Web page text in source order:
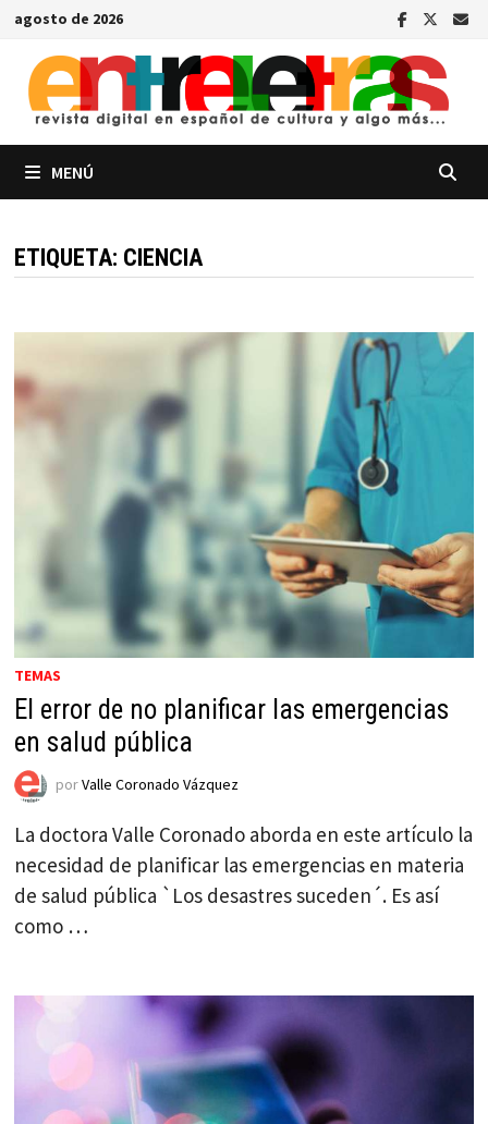
Saltar
contenido
agosto de 2026
MENÚ
ETIQUETA: CIENCIA
TEMAS
El error de no planificar las emergencias
en salud pública
porValle Coronado Vázquez
La doctora Valle Coronado aborda en este artículo la
necesidad de planificar las emergencias en materia
de salud pública `Los desastres suceden´. Es así
como …